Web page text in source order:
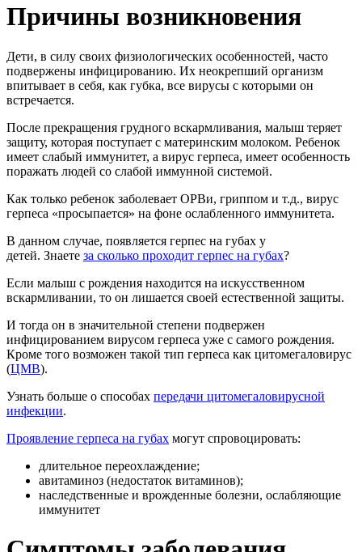
Причины возникновения
Дети, в силу своих физиологических особенностей, часто
подвержены инфицированию. Их неокрепший организм
впитывает в себя, как губка, все вирусы с которыми он
встречается.
После прекращения грудного вскармливания, малыш теряет
защиту, которая поступает с материнским молоком. Ребенок
имеет слабый иммунитет, а вирус герпеса, имеет особенность
поражать людей со слабой иммунной системой.
Как только ребенок заболевает ОРВи, гриппом и т.д., вирус
герпеса «просыпается» на фоне ослабленного иммунитета.
В данном случае, появляется герпес на губах у
детей. Знаете за сколько проходит герпес на губах?
Если малыш с рождения находится на искусственном
вскармливании, то он лишается своей естественной защиты.
И тогда он в значительной степени подвержен
инфицированием вирусом герпеса уже с самого рождения.
Кроме того возможен такой тип герпеса как цитомегаловирус
(ЦМВ).
Узнать больше о способах передачи цитомегаловирусной
инфекции.
Проявление герпеса на губах могут спровоцировать:
длительное переохлаждение;
авитаминоз (недостаток витаминов);
наследственные и врожденные болезни, ослабляющие
иммунитет